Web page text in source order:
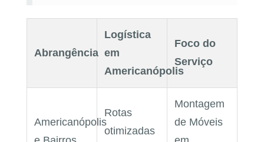
Abrangência
Logística
em
Americanópolis
Foco do
Serviço
Americanópolis
Rotas
otimizadas
Montagem
de Móveis